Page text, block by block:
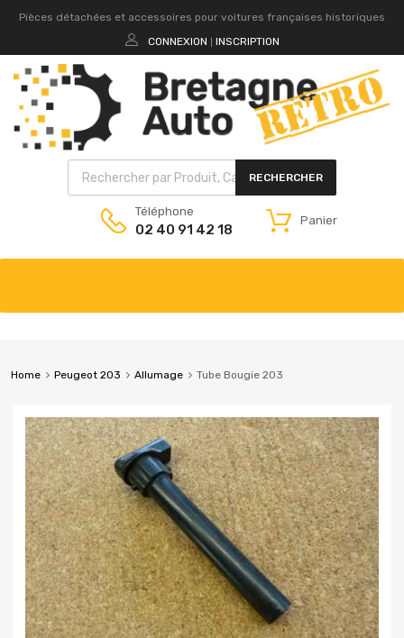
Pièces détachées et accessoires pour voitures françaises historiques
CONNEXION
INSCRIPTION
RECHERCHER
Téléphone
02 40 91 42 18
Panier
Home Peugeot 203 Allumage Tube Bougie 203